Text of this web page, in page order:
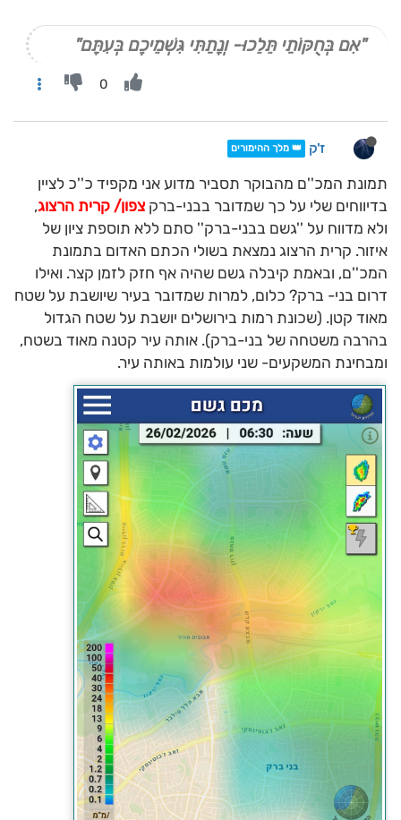
"אִם בְּחֻקּוֹתַי תֵּלֵכוּ- וְנָתַתִּי גִּשְׁמֵיכֶם בְּעִתָּם"
0
ז'ק 👑 מלך ההימורים
תמונת המכ''ם מהבוקר תסביר מדוע אני מקפיד כ''כ לציין
בדיווחים שלי על כך שמדובר בבני-ברק צפון/ קרית הרצוג,
ולא מדווח על ''גשם בבני-ברק'' סתם ללא תוספת ציון של
איזור. קרית הרצוג נמצאת בשולי הכתם האדום בתמונת
המכ''ם, ובאמת קיבלה גשם שהיה אף חזק לזמן קצר. ואילו
דרום בני- ברק? כלום, למרות שמדובר בעיר שיושבת על שטח
מאוד קטן. (שכונת רמות בירושלים יושבת על שטח הגדול
בהרבה משטחה של בני-ברק). אותה עיר קטנה מאוד בשטח,
ומבחינת המשקעים- שני עולמות באותה עיר.